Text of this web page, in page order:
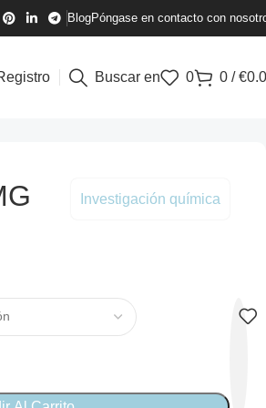
BlogPóngase en contacto con
Buscar en 0 0 / €
Investigación química